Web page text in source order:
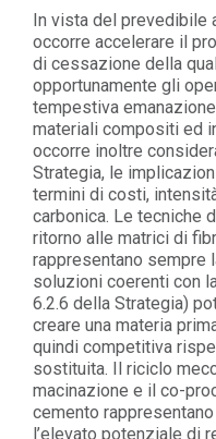
In vista del prevedibile
occorre accelerare il
di cessazione della
opportunamente gli
tempestiva
materiali compositi ed
occorre inoltre
Strategia, le
termini di costi,
carbonica. Le tecniche
ritorno alle matrici di
rappresentano sempre
soluzioni coerenti con
6.2.6 della Strategia)
creare una materia
quindi competitiva
sostituita. Il riciclo
macinazione e il co-
cemento
l’elevato potenziale di